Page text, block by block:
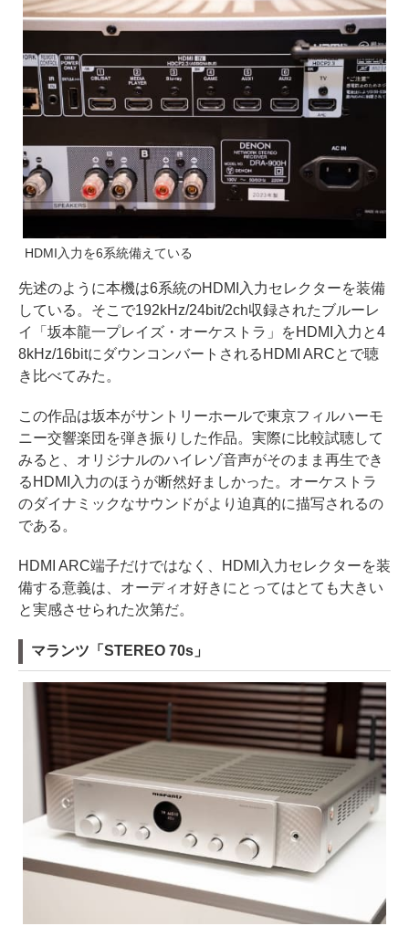
HDMI入力を6系統備えている
先述のように本機は6系統のHDMI入力セレクターを装備
している。そこで192kHz/24bit/2ch収録されたブルーレ
イ「坂本龍一プレイズ・オーケストラ」をHDMI入力と4
8kHz/16bitにダウンコンバートされるHDMI ARCとで聴
き比べてみた。
この作品は坂本がサントリーホールで東京フィルハーモ
ニー交響楽団を弾き振りした作品。実際に比較試聴して
みると、オリジナルのハイレゾ音声がそのまま再生でき
るHDMI入力のほうが断然好ましかった。オーケストラ
のダイナミックなサウンドがより迫真的に描写されるの
である。
HDMI ARC端子だけではなく、HDMI入力セレクターを装
備する意義は、オーディオ好きにとってはとても大きい
と実感させられた次第だ。
マランツ「STEREO 70s」